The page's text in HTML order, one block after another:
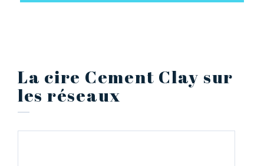
La cire Cement Clay sur
les réseaux